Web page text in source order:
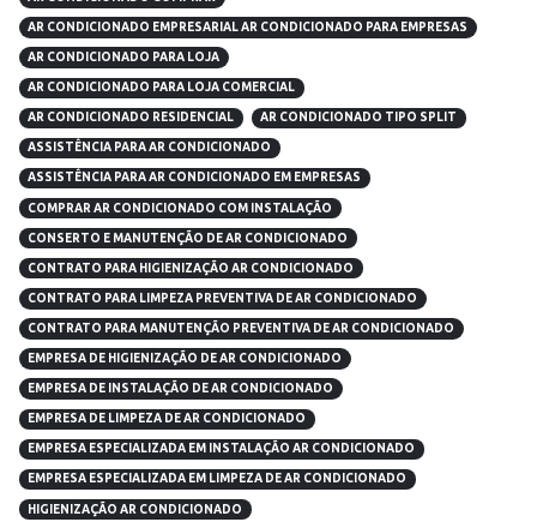
AR CONDICIONADO EMPRESARIAL AR CONDICIONADO PARA EMPRESAS
AR CONDICIONADO PARA LOJA
AR CONDICIONADO PARA LOJA COMERCIAL
AR CONDICIONADO RESIDENCIAL AR CONDICIONADO TIPO SPLIT
ASSISTÊNCIA PARA AR CONDICIONADO
ASSISTÊNCIA PARA AR CONDICIONADO EM EMPRESAS
COMPRAR AR CONDICIONADO COM INSTALAÇÃO
CONSERTO E MANUTENÇÃO DE AR CONDICIONADO
CONTRATO PARA HIGIENIZAÇÃO AR CONDICIONADO
CONTRATO PARA LIMPEZA PREVENTIVA DE AR CONDICIONADO
CONTRATO PARA MANUTENÇÃO PREVENTIVA DE AR CONDICIONADO
EMPRESA DE HIGIENIZAÇÃO DE AR CONDICIONADO
EMPRESA DE INSTALAÇÃO DE AR CONDICIONADO
EMPRESA DE LIMPEZA DE AR CONDICIONADO
EMPRESA ESPECIALIZADA EM INSTALAÇÃO AR CONDICIONADO
EMPRESA ESPECIALIZADA EM LIMPEZA DE AR CONDICIONADO
HIGIENIZAÇÃO AR CONDICIONADO